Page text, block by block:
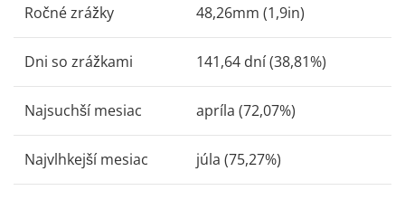
Ročné zrážky 48,26mm (1,9in)
Dni so zrážkami 141,64 dní (38,81%)
Najsuchší mesiac apríla (72,07%)
Najvlhkejší mesiac júla (75,27%)